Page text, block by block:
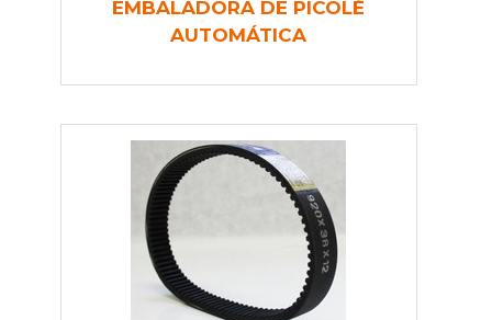
EMBALADORA DE PICOLÉ
AUTOMÁTICA